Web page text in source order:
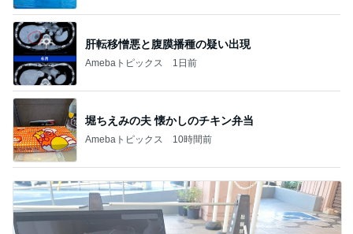
肝転移憎悪と腹膜播種の疑い出現
Amebaトピックス 1日前
堀ちえみの夫 懐かしのチキン弁当
Amebaトピックス 10時間前